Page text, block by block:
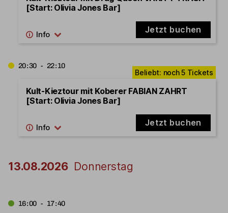
[Start: Olivia Jones Bar]
Jetzt buchen
20:30 - 22:10
Kult-Kieztour mit Koberer FABIAN ZAHRT
[Start: Olivia Jones Bar]
Jetzt buchen
13.08.2026 Donnerstag
16:00 - 17:40